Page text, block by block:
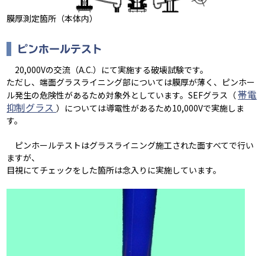
膜厚測定箇所（本体内）
ピンホールテスト
20,000Vの交流（A.C.）にて実施する破壊試験です。
ただし、端面グラスライニング部については膜厚が薄く、ピンホー
ル発生の危険性があるため対象外としています。SEFグラス（帯電
抑制グラス）については導電性があるため10,000Vで実施しま
す。
ピンホールテストはグラスライニング施工された面すべてで行い
ますが、
目視にてチェックをした箇所は念入りに実施しています。